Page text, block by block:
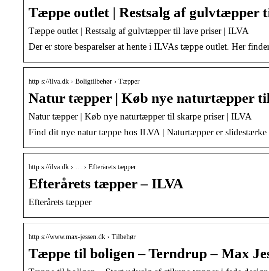
Tæppe outlet | Restsalg af gulvtæpper
Tæppe outlet | Restsalg af gulvtæpper til lave priser | ILVA
Der er store besparelser at hente i ILVAs tæppe outlet. Her
http s://ilva.dk › Boligtilbehør › Tæpper
Natur tæpper | Køb nye naturtæpper
Natur tæpper | Køb nye naturtæpper til skarpe priser | ILVA
Find dit nye natur tæppe hos ILVA | Naturtæpper er
http s://ilva.dk › … › Efterårets tæpper
Efterårets tæpper – ILVA
Efterårets tæpper
http s://www.max-jessen.dk › Tilbehør
Tæppe til boligen – Terndrup – Max